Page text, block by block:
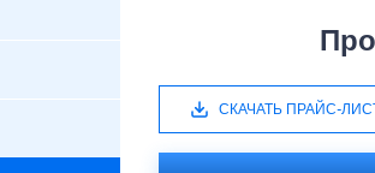
СКАЧАТЬ ПРАЙС-